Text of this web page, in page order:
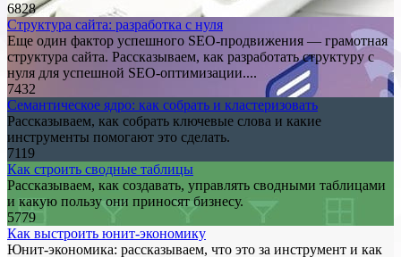
6828
Структура сайта: разработка с нуля
Еще один фактор успешного SEO-продвижения — грамотная
структура сайта. Рассказываем, как разработать структуру с
нуля для успешной SEO-оптимизации....
7432
Семантическое ядро: как собрать и кластеризовать
Рассказываем, как собрать ключевые слова и какие
инструменты помогают это сделать.
7119
Как строить сводные таблицы
Рассказываем, как создавать, управлять сводными таблицами
и какую пользу они приносят бизнесу.
5779
Как выстроить юнит-экономику
Юнит-экономика: рассказываем, что это за инструмент и как